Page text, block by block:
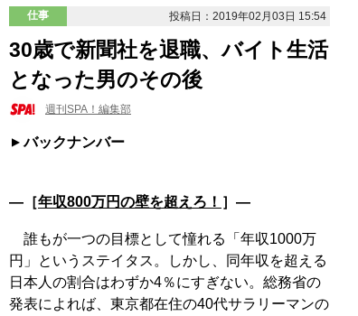
仕事 投稿日：2019年02月03日 15:54
30歳で新聞社を退職、バイト生活
となった男のその後
週刊SPA！編集部
バックナンバー
―［年収800万円の壁を超えろ！ ］―
誰もが一つの目標として憧れる「年収1000万
円」というステイタス。しかし、同年収を超える
日本人の割合はわずか4％にすぎない。総務省の
発表によれば、東京都在住の40代サラリーマンの